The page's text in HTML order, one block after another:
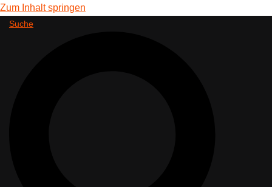
Zum Inhalt springen
Suche